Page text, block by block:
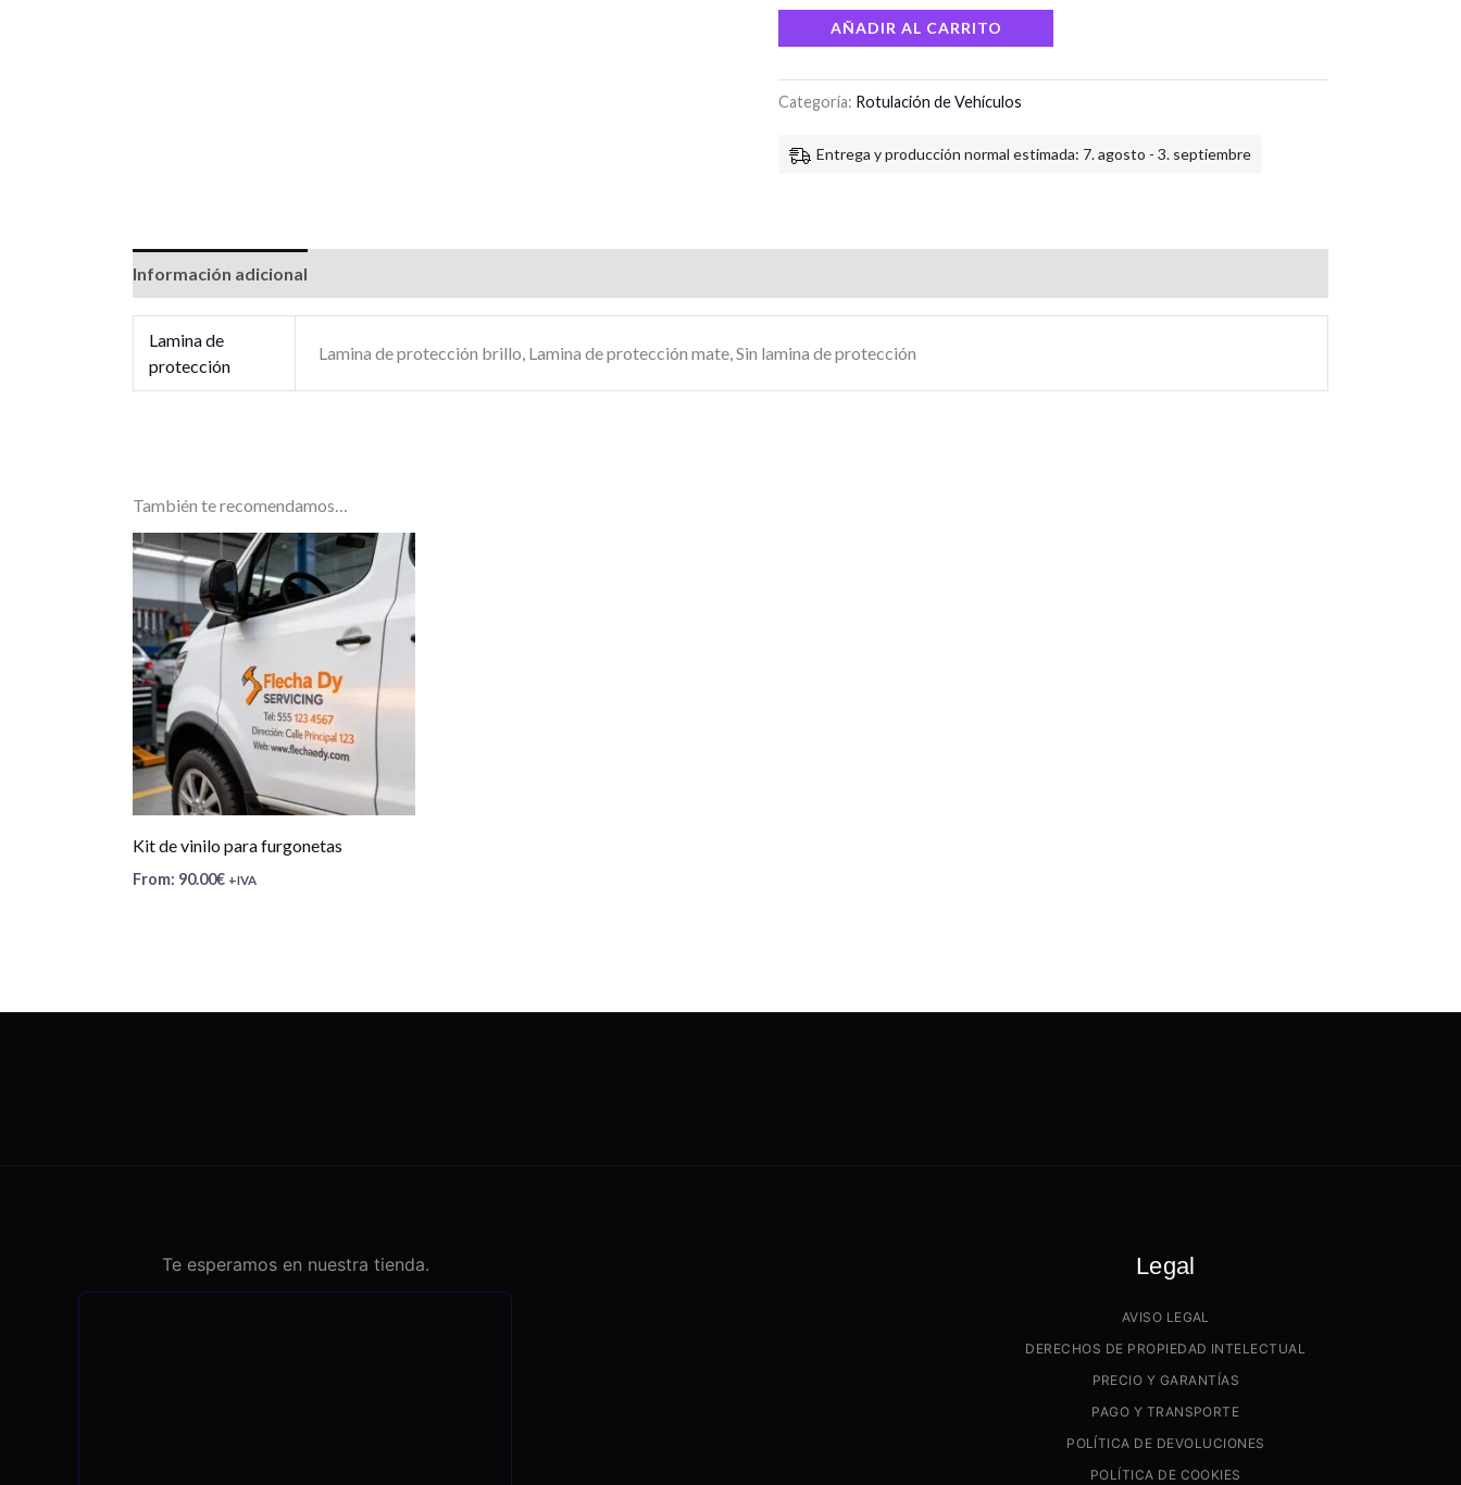
AÑADIR AL CARRITO
Categoría: Rotulación de Vehículos
Entrega y producción normal estimada: 7. agosto - 3. septiembre
Información adicional
Lamina de
protección
Lamina de protección brillo, Lamina de protección mate, Sin lamina de protección
También te recomendamos…
Kit de vinilo para furgonetas
From: 90.00€ +IVA
Te esperamos en nuestra tienda. Legal
AVISO LEGAL
DERECHOS DE PROPIEDAD INTELECTUAL
PRECIO Y GARANTÍAS
PAGO Y TRANSPORTE
POLÍTICA DE DEVOLUCIONES
POLÍTICA DE COOKIES